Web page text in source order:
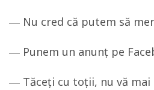
― Nu cred că putem să
― Punem un anunț pe
― Tăceți cu toții, nu vă